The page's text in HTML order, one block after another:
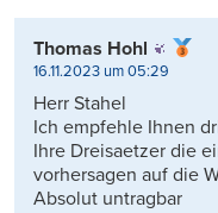
Thomas Hohl
16.11.2023 um 05:29
Herr Stahel
Ich empfehle Ihnen
Ihre Dreisaetzer die
vorhersagen auf die
Absolut untragbar